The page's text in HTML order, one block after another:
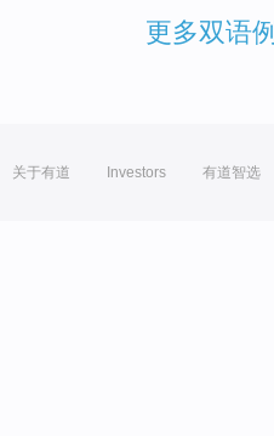
更多双语
关于有道 Investors 有道智选